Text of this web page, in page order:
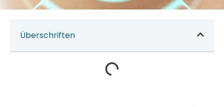
Überschriften